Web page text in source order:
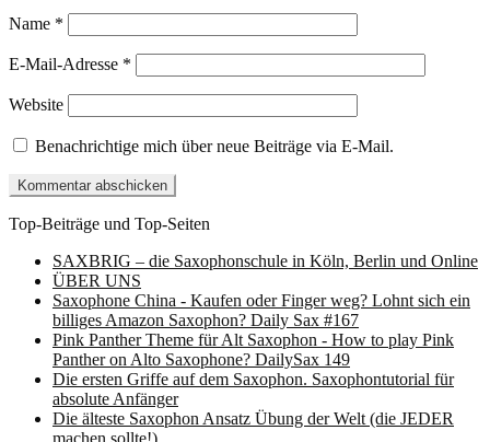
Name *
E-Mail-Adresse *
Website
Benachrichtige mich über neue Beiträge via E-Mail.
Top-Beiträge und Top-Seiten
SAXBRIG – die Saxophonschule in Köln, Berlin und Online
ÜBER UNS
Saxophone China - Kaufen oder Finger weg? Lohnt sich ein
billiges Amazon Saxophon? Daily Sax #167
Pink Panther Theme für Alt Saxophon - How to play Pink
Panther on Alto Saxophone? DailySax 149
Die ersten Griffe auf dem Saxophon. Saxophontutorial für
absolute Anfänger
Die älteste Saxophon Ansatz Übung der Welt (die JEDER
machen sollte!)